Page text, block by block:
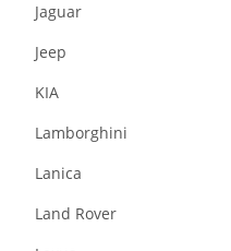
Jaguar
Jeep
KIA
Lamborghini
Lanica
Land Rover